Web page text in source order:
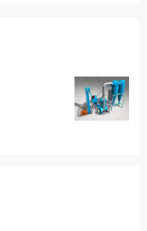
粉碎室。
我们平时所说的一分价钱一
就不行。那么对于雷蒙磨来
了什么原则？雷蒙磨粉机在
，一台雷蒙磨粉机的价格包
机电机发热和轴承温度过高
首先要弄清楚温度升高的原
查分机管道是否通畅、机